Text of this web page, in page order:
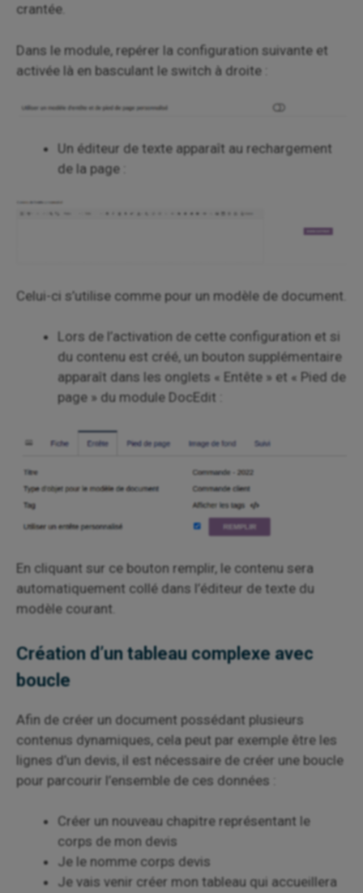
crantée.
Dans le module, repérer la configuration suivante et
activée là en basculant le switch à droite :
Un éditeur de texte apparaît au rechargement
de la page :
Celui-ci s’utilise comme pour un modèle de document.
Lors de l’activation de cette configuration et si
du contenu est créé, un bouton supplémentaire
apparaît dans les onglets « Entête » et « Pied de
page » du module DocEdit :
En cliquant sur ce bouton remplir, le contenu sera
automatiquement collé dans l’éditeur de texte du
modèle courant.
Création d’un tableau complexe avec
boucle
Afin de créer un document possédant plusieurs
contenus dynamiques, cela peut par exemple être les
lignes d’un devis, il est nécessaire de créer une boucle
pour parcourir l’ensemble de ces données :
Créer un nouveau chapitre représentant le
corps de mon devis
Je le nomme corps devis
Je vais venir créer mon tableau qui accueillera